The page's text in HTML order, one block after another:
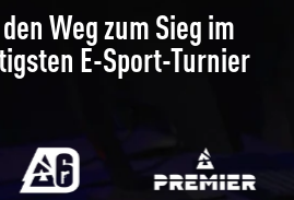
Weg zum Sieg im
E-Sport-Turnier